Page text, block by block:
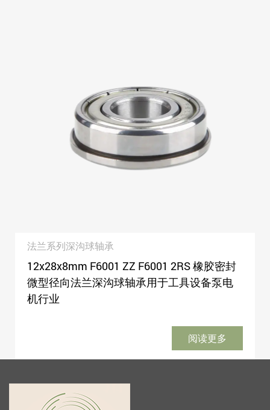
法兰系列深沟球轴承
12x28x8mm F6001 ZZ F6001 2RS 橡胶密封
微型径向法兰深沟球轴承用于工具设备泵电
机行业
阅读更多